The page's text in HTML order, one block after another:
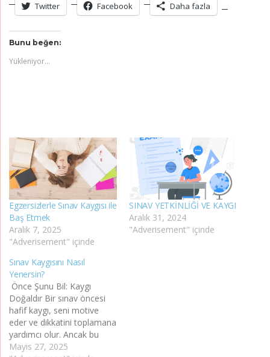
Twitter Facebook Daha fazla
Bunu beğen:
Yükleniyor...
Egzersizlerle Sınav Kaygısı ile
Baş Etmek
Aralık 7, 2025
"Adverisement" içinde
SINAV YETKİNLİĞİ VE KAYGI
Aralık 31, 2024
"Adverisement" içinde
Sınav Kaygısını Nasıl
Yenersin?
Önce Şunu Bil: Kaygı
Doğaldır Bir sınav öncesi
hafif kaygı, seni motive
eder ve dikkatini toplamana
yardımcı olur. Ancak bu
kaygı çok artarsa,
Mayıs 27, 2025